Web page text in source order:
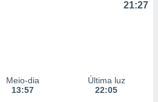
21:27
Meio-dia
13:57
Última luz
22:05